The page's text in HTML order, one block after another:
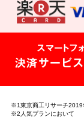
スマートフ
決済サービ
※1東京商工リサーチ2019
※2人気プランにおいて